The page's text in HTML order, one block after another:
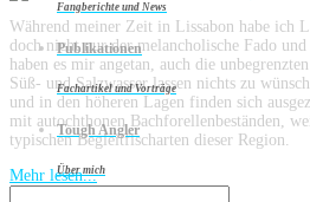
Fangberichte und News
Publikationen
Fachartikel und Vorträge
Tough Angler
Über mich
Während meiner Zeit in Lissabon habe ich
doch nicht nur der melancholische Fado
haben es mir angetan, auch die
Süß- und Salzwasser lassen nichts zu
und in den höheren Lagen finden sich
mit autochthonen Bachforellenbeständen,
typischen Begleitfischarten dieser Region.
Mehr lesen...